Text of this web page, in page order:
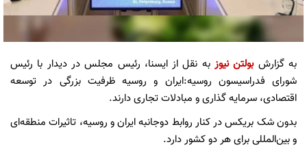
به گزارشبولتن نیوزبه نقل از ایسنا، رئیس مجلس در دیدار با رئیس
شورای فدراسیسون روسیه:ایران و روسیه ظرفیت بزرگی در توسعه
اقتصادی، سرمایه گذاری و مبادلات تجاری دارند.
بدون شک بریکس در کنار روابط دوجانبه ایران و روسیه، تاثیرات منطقه‌ای
و بین‌المللی برای هر دو کشور دارد.